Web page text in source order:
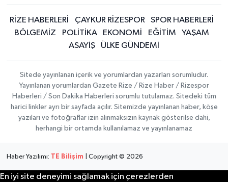
RİZE HABERLERİ ÇAYKUR RİZESPOR
SPOR HABERLERİ
BÖLGEMİZ
POLİTİKA EKONOMİ EĞİTİM
YAŞAM
ASAYİŞ
ÜLKE GÜNDEMİ
Sitede yayınlanan içerik ve yorumlardan yazarları sorumludur.
Yayınlanan yorumlardan Gazete Rize / Rize Haber / Rizespor
Haberleri / Son Dakika Haberleri sorumlu tutulamaz. Sitedeki tüm
harici linkler ayrı bir sayfada açılır. Sitemizde yayınlanan haber, köşe
yazıları ve fotoğraflar izin alınmaksızın kaynak gösterilse dahi,
herhangi bir ortamda kullanılamaz ve yayınlanamaz
Haber Yazılımı: TE Bilişim | Copyright © 2026
En iyi site deneyimi sağlamak için çerezlerden